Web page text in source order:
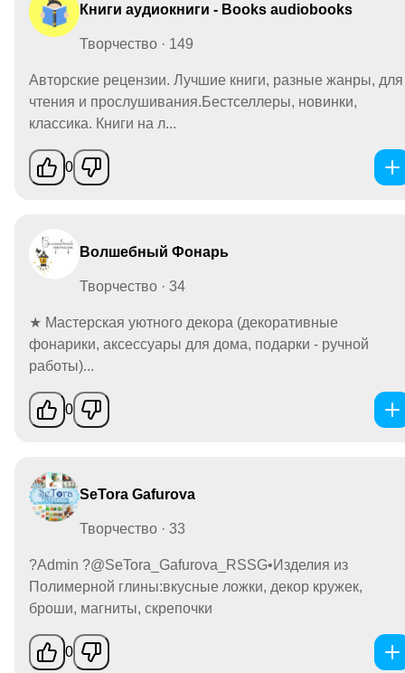
Книги аудиокниги - Books audiobooks
Творчество · 149
Авторские рецензии. Лучшие книги, разные жанры, для
чтения и прослушивания.Бестселлеры, новинки,
классика. Книги на л...
0
Волшебный Фонарь
Творчество · 34
★ Мастерская уютного декора (декоративные
фонарики, аксессуары для дома, подарки - ручной
работы)...
0
SeTora Gafurova
Творчество · 33
?Admin ?@SeTora_Gafurova_RSSG•Изделия из
Полимерной глины:вкусные ложки, декор кружек,
броши, магниты, скрепочки
0